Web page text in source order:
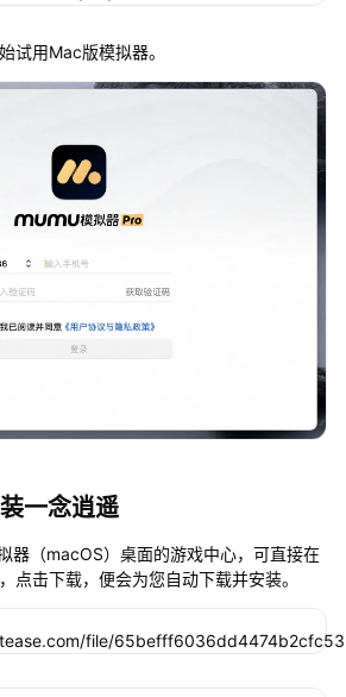
试用Mac版模拟器。
一念逍遥
器（macOS）桌面的游戏中心，可直接在
点击下载，便会为您自动下载并安装。